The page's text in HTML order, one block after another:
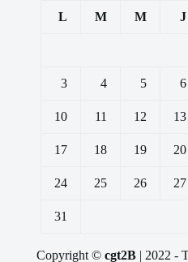
L M M J
3 4 5 6
10 11 12 13
17 18 19 20
24 25 26 27
31
Copyright ©cgt2B | 2022 -